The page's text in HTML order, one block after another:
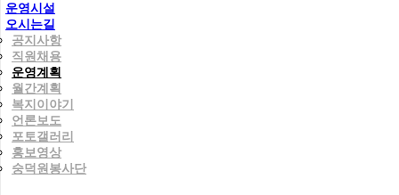
운영시설
오시는길
공지사항
직원채용
운영계획
월간계획
복지이야기
언론보도
포토갤러리
홍보영상
숭덕원봉사단